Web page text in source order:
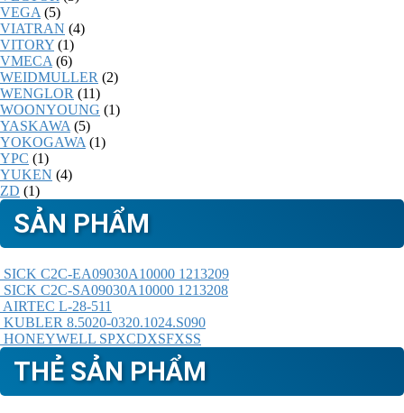
VEGA (5)
VIATRAN (4)
VITORY (1)
VMECA (6)
WEIDMULLER (2)
WENGLOR (11)
WOONYOUNG (1)
YASKAWA (5)
YOKOGAWA (1)
YPC (1)
YUKEN (4)
ZD (1)
SẢN PHẨM
SICK C2C-EA09030A10000 1213209
SICK C2C-SA09030A10000 1213208
AIRTEC L-28-511
KUBLER 8.5020-0320.1024.S090
HONEYWELL SPXCDXSFXSS
THẺ SẢN PHẨM